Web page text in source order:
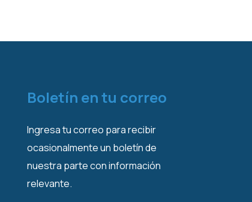
Boletín en tu correo
Ingresa tu correo para recibir
ocasionalmente un boletín de
nuestra parte con información
relevante.